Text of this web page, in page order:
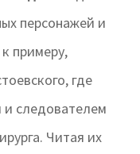
персонажей и
примеру,
где
следователем
Читая их